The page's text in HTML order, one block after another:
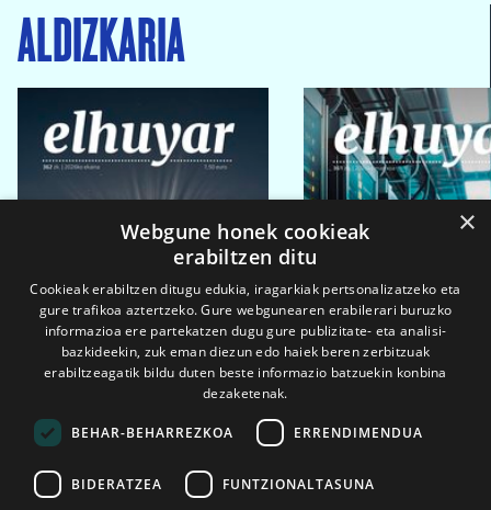
ALDIZKARIA
2026ko eka. 1a 2026ko mar. 1a
×
Webgune honek cookieak
erabiltzen ditu
Cookieak erabiltzen ditugu edukia, iragarkiak pertsonalizatzeko eta
gure trafikoa aztertzeko. Gure webgunearen erabilerari buruzko
informazioa ere partekatzen dugu gure publizitate- eta analisi-
bazkideekin, zuk eman diezun edo haiek beren zerbitzuak
erabiltzeagatik bildu duten beste informazio batzuekin konbina
dezaketenak.
BEHAR-BEHARREZKOA ERRENDIMENDUA
BIDERATZEA FUNTZIONALTASUNA